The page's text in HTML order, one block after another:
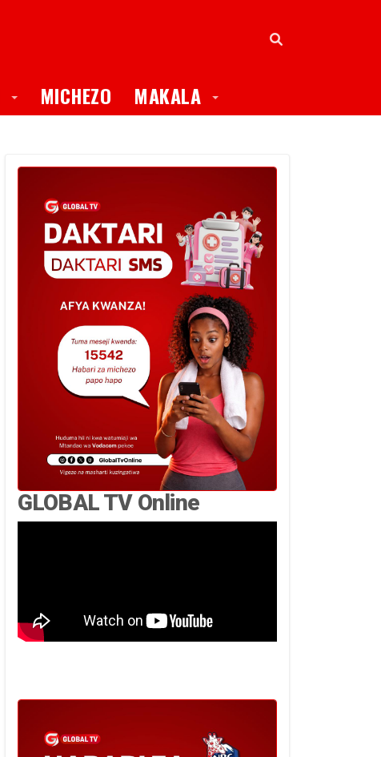
Toggle Dropdown
MICHEZO MAKALA Toggle Dropdown
GLOBAL TV Online